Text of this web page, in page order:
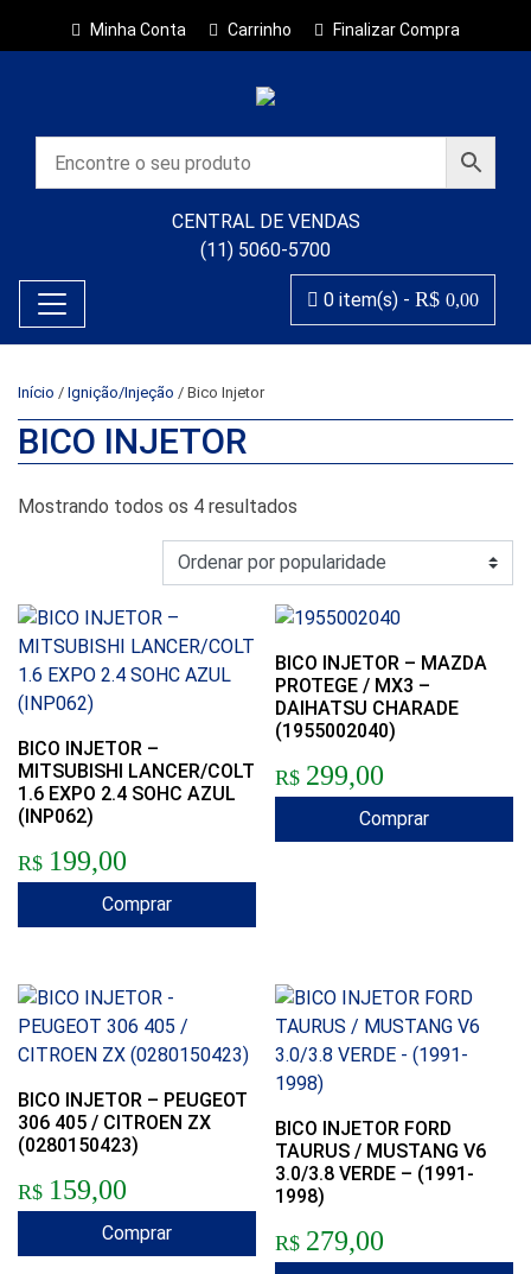
Minha Conta Carrinho Finalizar Compra
CENTRAL DE VENDAS
(11) 5060-5700
0 item(s) - R$ 0,00
Início / Ignição/Injeção / Bico Injetor
BICO INJETOR
Mostrando todos os 4 resultados
BICO INJETOR –
MITSUBISHI LANCER/COLT
1.6 EXPO 2.4 SOHC AZUL
(INP062)
R$ 199,00
Comprar
BICO INJETOR – MAZDA
PROTEGE / MX3 –
DAIHATSU CHARADE
(1955002040)
R$ 299,00
Comprar
BICO INJETOR – PEUGEOT
306 405 / CITROEN ZX
(0280150423)
R$ 159,00
Comprar
BICO INJETOR FORD
TAURUS / MUSTANG V6
3.0/3.8 VERDE – (1991-
1998)
R$ 279,00